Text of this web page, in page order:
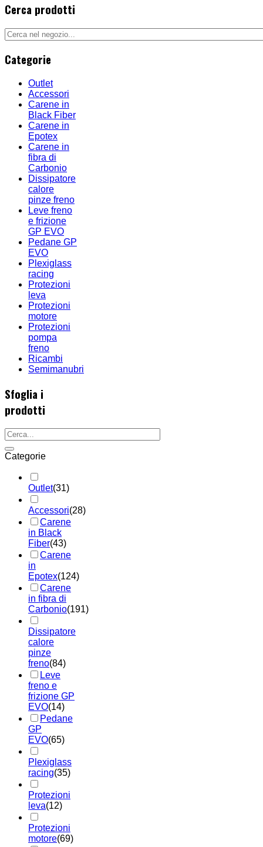
Cerca prodotti
Categorie
Outlet
Accessori
Carene in
Black Fiber
Carene in
Epotex
Carene in
fibra di
Carbonio
Dissipatore
calore
pinze freno
Leve freno
e frizione
GP EVO
Pedane GP
EVO
Plexiglass
racing
Protezioni
leva
Protezioni
motore
Protezioni
pompa
freno
Ricambi
Semimanubri
Sfoglia i
prodotti
Categorie
Outlet(31)
Accessori(28)
Carene
in Black
Fiber(43)
Carene
in
Epotex(124)
Carene
in fibra di
Carbonio(191)
Dissipatore
calore
pinze
freno(84)
Leve
freno e
frizione GP
EVO(14)
Pedane
GP
EVO(65)
Plexiglass
racing(35)
Protezioni
leva(12)
Protezioni
motore(69)